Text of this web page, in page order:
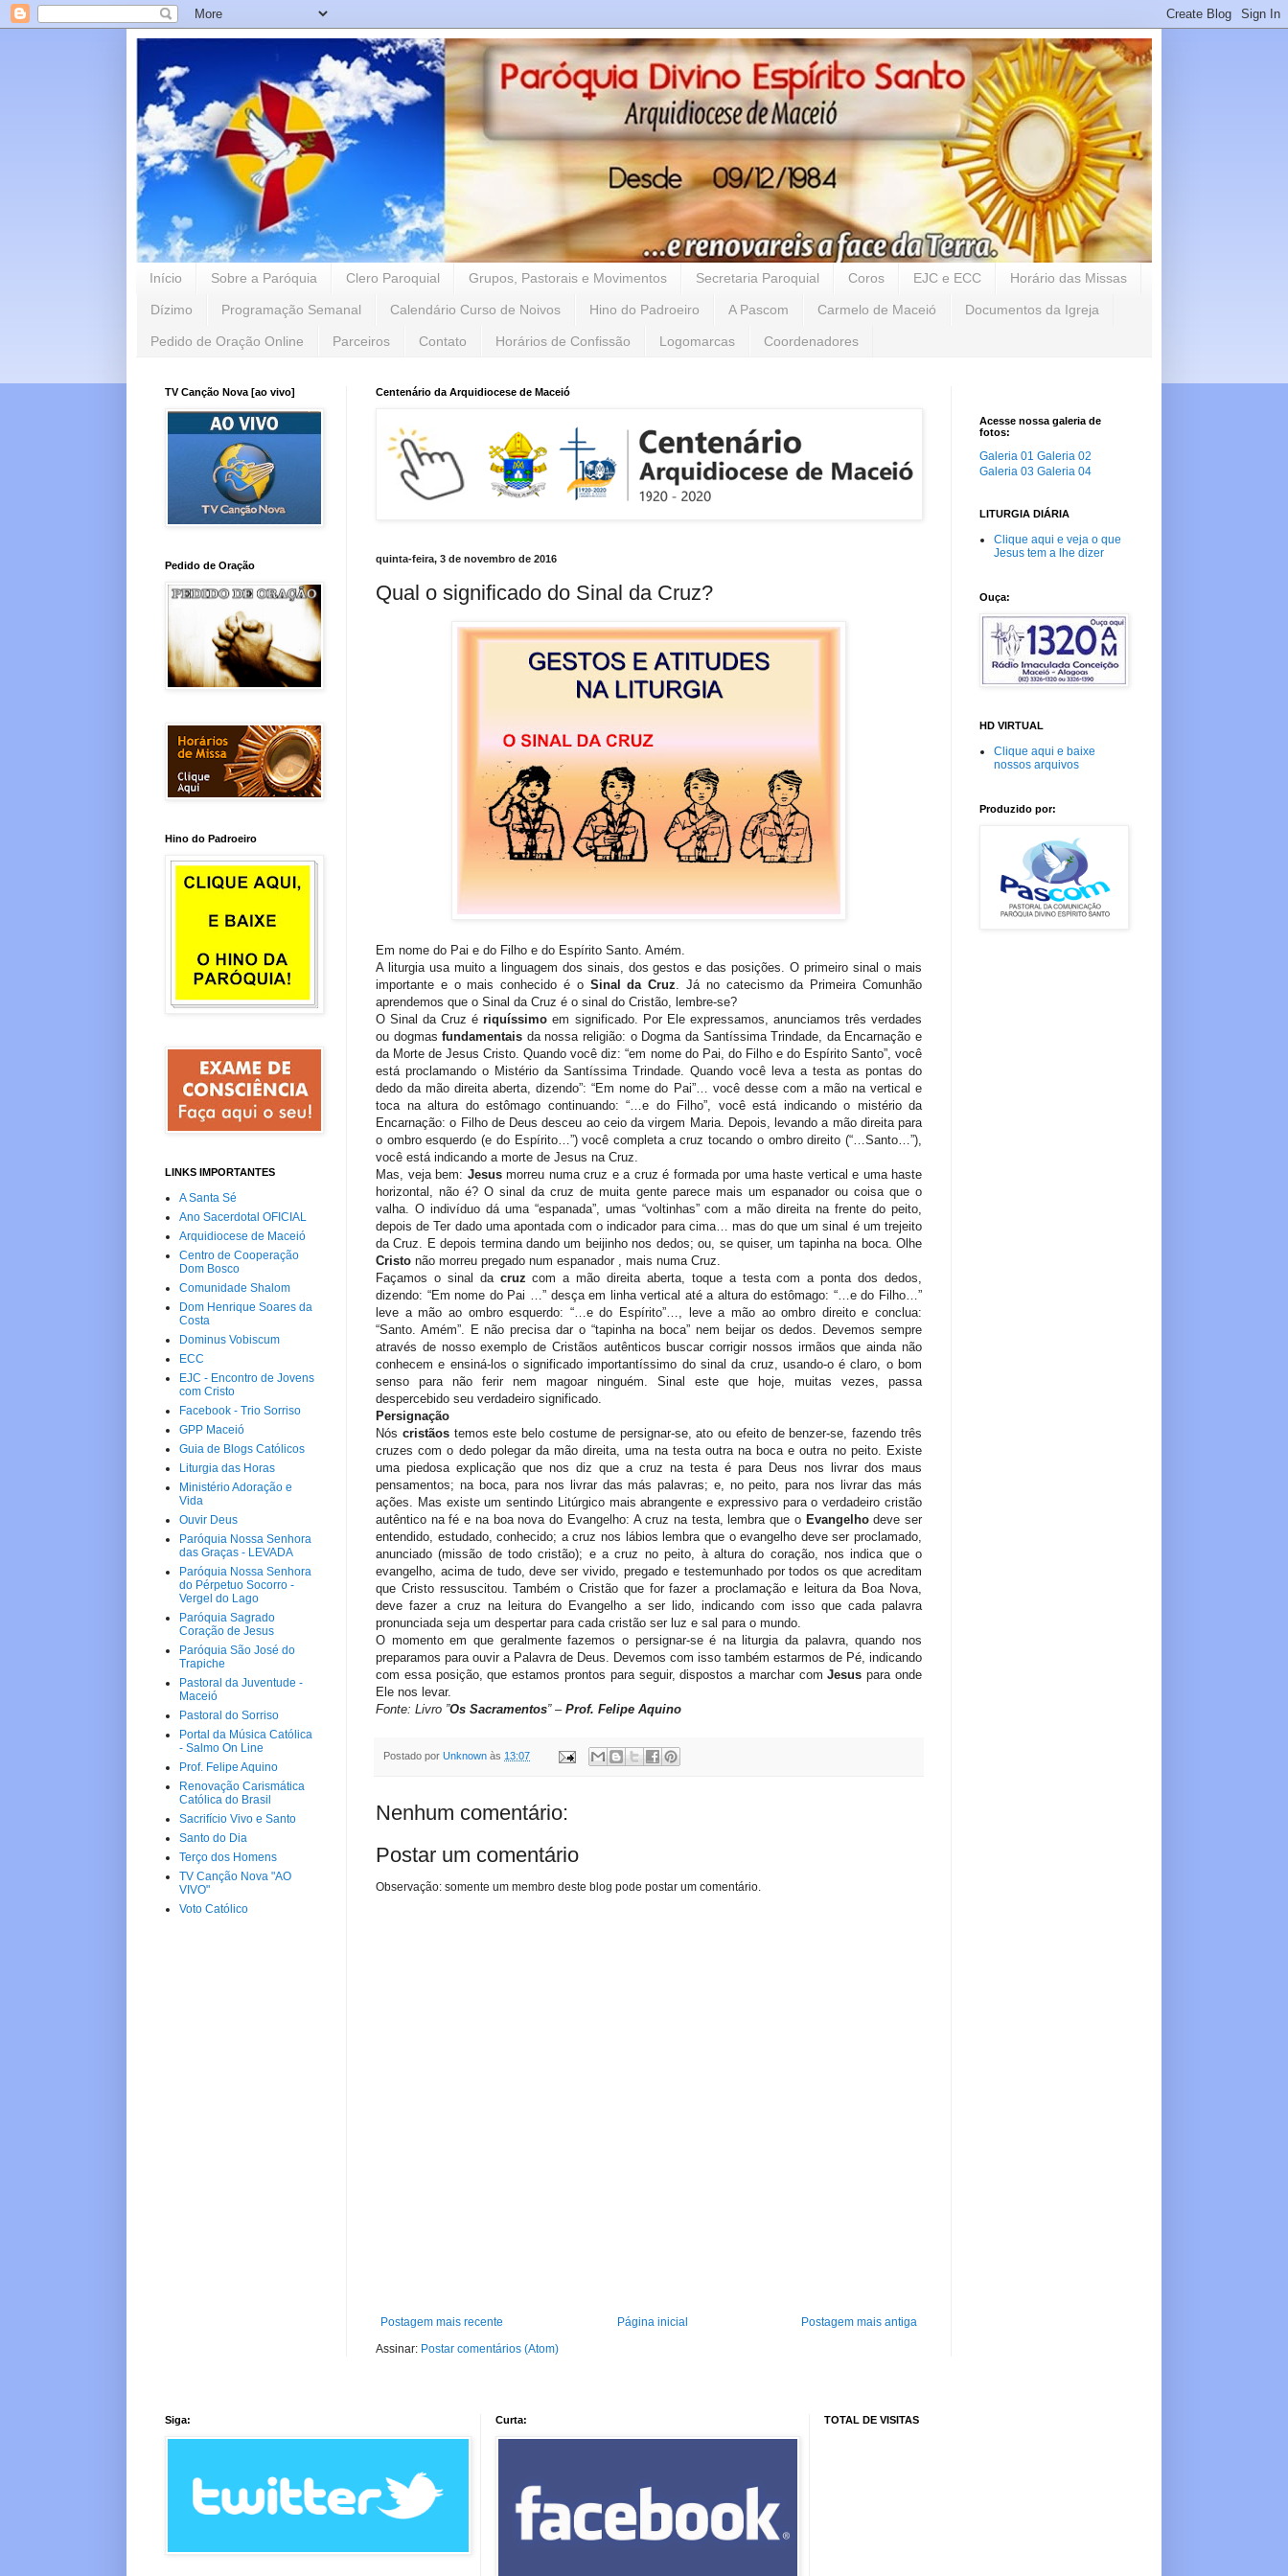
Início Sobre a Paróquia Clero Paroquial Grupos, Pastorais e Movimentos Secretaria Paroquial Coros EJC e ECC Horário das Missas
Dízimo Programação Semanal Calendário Curso de Noivos Hino do Padroeiro A Pascom Carmelo de Maceió Documentos da Igreja
Pedido de Oração Online Parceiros Contato Horários de Confissão Logomarcas Coordenadores
Centenário da Arquidiocese de Maceió
quinta-feira, 3 de novembro de 2016
Qual o significado do Sinal da Cruz?
Em nome do Pai e do Filho e do Espírito Santo. Amém.
A liturgia usa muito a linguagem dos sinais, dos gestos e das posições. O primeiro sinal o mais
importante e o mais conhecido é o Sinal da Cruz. Já no catecismo da Primeira Comunhão
aprendemos que o Sinal da Cruz é o sinal do Cristão, lembre-se?
O Sinal da Cruz ériquíssimo em significado. Por Ele expressamos, anunciamos três verdades
ou dogmasfundamentais da nossa religião: o Dogma da Santíssima Trindade, da Encarnação e
da Morte de Jesus Cristo. Quando você diz: “em nome do Pai, do Filho e do Espírito Santo”, você
está proclamando o Mistério da Santíssima Trindade. Quando você leva a testa as pontas do
dedo da mão direita aberta, dizendo”: “Em nome do Pai”… você desse com a mão na vertical e
toca na altura do estômago continuando: “…e do Filho”, você está indicando o mistério da
Encarnação: o Filho de Deus desceu ao ceio da virgem Maria. Depois, levando a mão direita para
o ombro esquerdo (e do Espírito…”) você completa a cruz tocando o ombro direito (“…Santo…”),
você está indicando a morte de Jesus na Cruz.
Mas, veja bem: Jesusmorreu numa cruz e a cruz é formada por uma haste vertical e uma haste
horizontal, não é? O sinal da cruz de muita gente parece mais um espanador ou coisa que o
valha. O indivíduo dá uma “espanada”, umas “voltinhas” com a mão direita na frente do peito,
depois de Ter dado uma apontada com o indicador para cima… mas do que um sinal é um trejeito
da Cruz. E depois termina dando um beijinho nos dedos; ou, se quiser, um tapinha na boca. Olhe
Cristo não morreu pregado num espanador , mais numa Cruz.
Façamos o sinal da cruz com a mão direita aberta, toque a testa com a ponta dos dedos,
dizendo: “Em nome do Pai …” desça em linha vertical até a altura do estômago: “…e do Filho…”
leve a mão ao ombro esquerdo: “…e do Espírito”…, leve a mão ao ombro direito e conclua:
“Santo. Amém”. E não precisa dar o “tapinha na boca” nem beijar os dedos. Devemos sempre
através de nosso exemplo de Cristãos autênticos buscar corrigir nossos irmãos que ainda não
conhecem e ensiná-los o significado importantíssimo do sinal da cruz, usando-o é claro, o bom
senso para não ferir nem magoar ninguém. Sinal este que hoje, muitas vezes, passa
despercebido seu verdadeiro significado.
Persignação
Nós cristãostemos este belo costume de persignar-se, ato ou efeito de benzer-se, fazendo três
cruzes com o dedo polegar da mão direita, uma na testa outra na boca e outra no peito. Existe
uma piedosa explicação que nos diz que a cruz na testa é para Deus nos livrar dos maus
pensamentos; na boca, para nos livrar das más palavras; e, no peito, para nos livrar das más
ações. Mas existe um sentindo Litúrgico mais abrangente e expressivo para o verdadeiro cristão
autêntico na fé e na boa nova do Evangelho: A cruz na testa, lembra que o Evangelhodeve ser
entendido, estudado, conhecido; a cruz nos lábios lembra que o evangelho deve ser proclamado,
anunciado (missão de todo cristão); e a cruz no peito, à altura do coração, nos indica que o
evangelho, acima de tudo, deve ser vivido, pregado e testemunhado por todos os que acreditam
que Cristo ressuscitou. Também o Cristão que for fazer a proclamação e leitura da Boa Nova,
deve fazer a cruz na leitura do Evangelho a ser lido, indicando com isso que cada palavra
pronunciada seja um despertar para cada cristão ser luz e sal para o mundo.
O momento em que geralmente fazemos o persignar-se é na liturgia da palavra, quando nos
preparamos para ouvir a Palavra de Deus. Devemos com isso também estarmos de Pé, indicando
com essa posição, que estamos prontos para seguir, dispostos a marchar comJesus para onde
Ele nos levar.
Fonte: Livro ”Os Sacramentos” – Prof. Felipe Aquino
Postado por Unknown às 13:07
Nenhum comentário:
Postar um comentário
Observação: somente um membro deste blog pode postar um comentário.
Postagem mais recente Postagem mais antiga
Página inicial
Assinar: Postar comentários (Atom)
TV Canção Nova [ao vivo]
Pedido de Oração
Hino do Padroeiro
LINKS IMPORTANTES
A Santa Sé
Ano Sacerdotal OFICIAL
Arquidiocese de Maceió
Centro de Cooperação
Dom Bosco
Comunidade Shalom
Dom Henrique Soares da
Costa
Dominus Vobiscum
ECC
EJC - Encontro de Jovens
com Cristo
Facebook - Trio Sorriso
GPP Maceió
Guia de Blogs Católicos
Liturgia das Horas
Ministério Adoração e
Vida
Ouvir Deus
Paróquia Nossa Senhora
das Graças - LEVADA
Paróquia Nossa Senhora
do Pérpetuo Socorro -
Vergel do Lago
Paróquia Sagrado
Coração de Jesus
Paróquia São José do
Trapiche
Pastoral da Juventude -
Maceió
Pastoral do Sorriso
Portal da Música Católica
- Salmo On Line
Prof. Felipe Aquino
Renovação Carismática
Católica do Brasil
Sacrifício Vivo e Santo
Santo do Dia
Terço dos Homens
TV Canção Nova "AO
VIVO"
Voto Católico
Acesse nossa galeria de
fotos:
Galeria 01 Galeria 02
Galeria 03 Galeria 04
LITURGIA DIÁRIA
Clique aqui e veja o que
Jesus tem a lhe dizer
Ouça:
HD VIRTUAL
Clique aqui e baixe
nossos arquivos
Produzido por:
Siga: Curta: TOTAL DE VISITAS